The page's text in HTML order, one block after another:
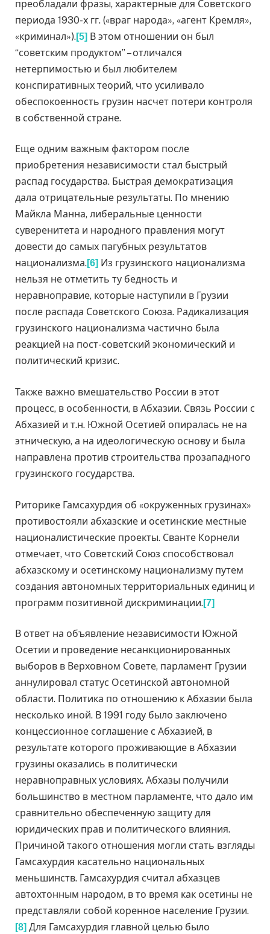
преобладали фразы, характерные для Советского
периода 1930-х гг. («враг народа», «агент Кремля»,
«криминал»).[5] В этом отношении он был
“советским продуктом” – отличался
нетерпимостью и был любителем
конспиративных теорий, что усиливало
обеспокоенность грузин насчет потери контроля
в собственной стране.
Еще одним важным фактором после
приобретения независимости стал быстрый
распад государства. Быстрая демократизация
дала отрицательные результаты. По мнению
Майкла Манна, либеральные ценности
суверенитета и народного правления могут
довести до самых пагубных результатов
национализма.[6] Из грузинского национализма
нельзя не отметить ту бедность и
неравноправие, которые наступили в Грузии
после распада Советского Союза. Радикализация
грузинского национализма частично была
реакцией на пост-советский экономический и
политический кризис.
Также важно вмешательство России в этот
процесс, в особенности, в Абхазии. Связь России с
Абхазией и т.н. Южной Осетией опиралась не на
этническую, а на идеологическую основу и была
направлена против строительства прозападного
грузинского государства.
Риторике Гамсахурдия об «окруженных грузинах»
противостояли абхазские и осетинские местные
националистические проекты. Сванте Корнели
отмечает, что Советский Союз способствовал
абхазскому и осетинскому национализму путем
создания автономных территориальных единиц и
программ позитивной дискриминации.[7]
В ответ на объявление независимости Южной
Осетии и проведение несанкционированных
выборов в Верховном Совете, парламент Грузии
аннулировал статус Осетинской автономной
области. Политика по отношению к Абхазии была
несколько иной. В 1991 году было заключено
концессионное соглашение с Абхазией, в
результате которого проживающие в Абхазии
грузины оказались в политически
неравноправных условиях. Абхазы получили
большинство в местном парламенте, что дало им
сравнительно обеспеченную защиту для
юридических прав и политического влияния.
Причиной такого отношения могли стать взгляды
Гамсахурдия касательно национальных
меньшинств. Гамсахурдия считал абхазцев
автохтонным народом, в то время как осетины не
представляли собой коренное население Грузии.
[8] Для Гамсахурдия главной целью было